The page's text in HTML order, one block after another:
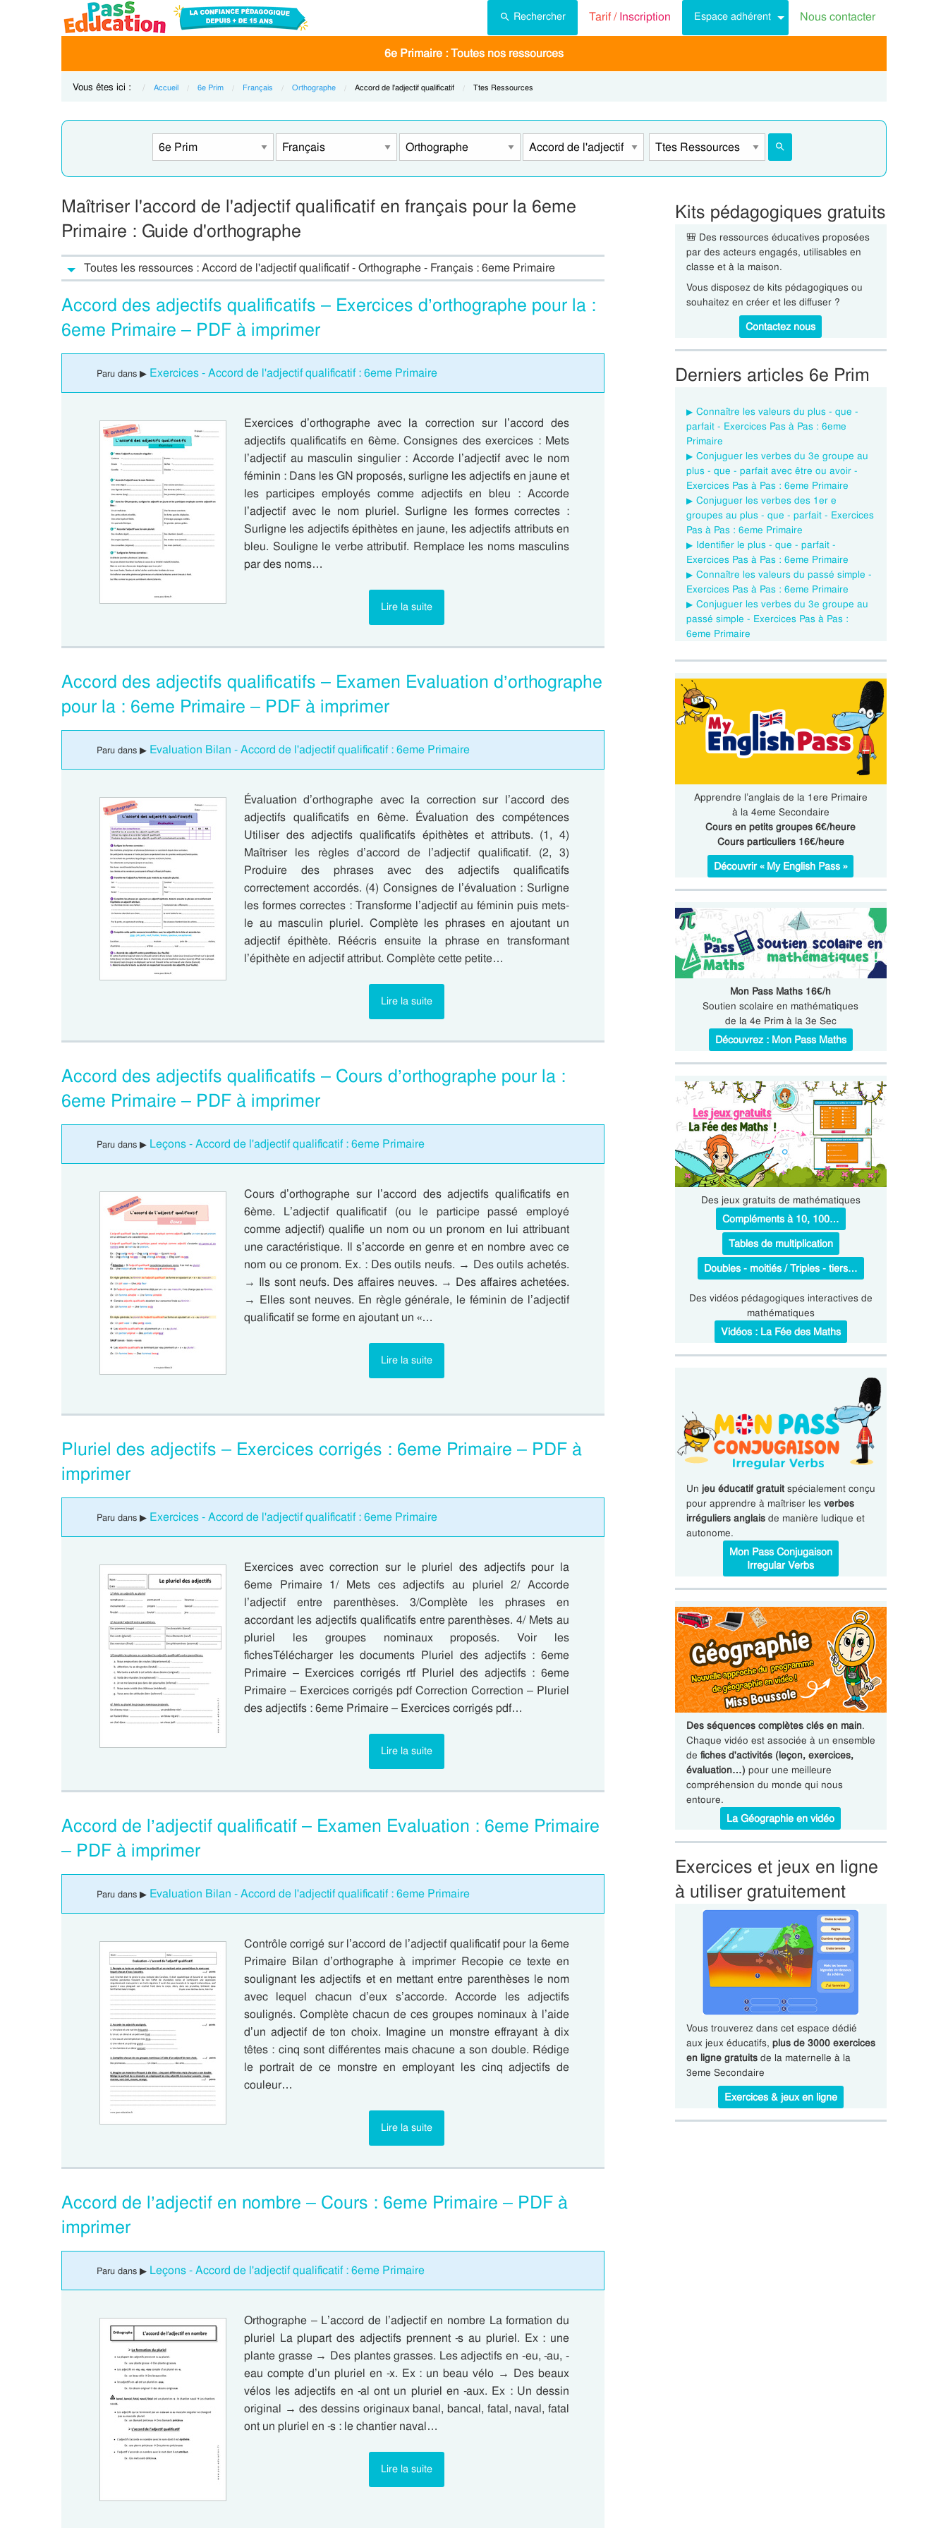
Rechercher Tarif /Inscription Espace adhérent Nous contacter
6e Primaire : Toutes nos ressources
Vous êtes ici : Accueil 6e Prim Français Orthographe Current:
Accord de l'adjectif qualificatif Current:
Ttes Ressources
Maîtriser l'accord de l'adjectif qualificatif en français pour la 6eme
Primaire : Guide d'orthographe
Toutes les ressources : Accord de l'adjectif qualificatif - Orthographe - Français : 6eme Primaire
Accord des adjectifs qualificatifs – Exercices d’orthographe pour la :
6eme Primaire – PDF à imprimer
Paru dans ▶ Exercices - Accord de l'adjectif qualificatif : 6eme Primaire
Exercices d’orthographe avec la correction sur l’accord des
adjectifs qualificatifs en 6ème. Consignes des exercices : Mets
l’adjectif au masculin singulier : Accorde l’adjectif avec le nom
féminin : Dans les GN proposés, surligne les adjectifs en jaune et
les participes employés comme adjectifs en bleu : Accorde
l’adjectif avec le nom pluriel. Surligne les formes correctes :
Surligne les adjectifs épithètes en jaune, les adjectifs attributs en
bleu. Souligne le verbe attributif. Remplace les noms masculins
par des noms…
Lire la suite
Accord des adjectifs qualificatifs – Examen Evaluation d’orthographe
pour la : 6eme Primaire – PDF à imprimer
Paru dans ▶ Evaluation Bilan - Accord de l'adjectif qualificatif : 6eme Primaire
Évaluation d’orthographe avec la correction sur l’accord des
adjectifs qualificatifs en 6ème. Évaluation des compétences
Utiliser des adjectifs qualificatifs épithètes et attributs. (1, 4)
Maîtriser les règles d’accord de l’adjectif qualificatif. (2, 3)
Produire des phrases avec des adjectifs qualificatifs
correctement accordés. (4) Consignes de l’évaluation : Surligne
les formes correctes : Transforme l’adjectif au féminin puis mets-
le au masculin pluriel. Complète les phrases en ajoutant un
adjectif épithète. Réécris ensuite la phrase en transformant
l’épithète en adjectif attribut. Complète cette petite…
Lire la suite
Accord des adjectifs qualificatifs – Cours d’orthographe pour la :
6eme Primaire – PDF à imprimer
Paru dans ▶ Leçons - Accord de l'adjectif qualificatif : 6eme Primaire
Cours d’orthographe sur l’accord des adjectifs qualificatifs en
6ème. L’adjectif qualificatif (ou le participe passé employé
comme adjectif) qualifie un nom ou un pronom en lui attribuant
une caractéristique. Il s’accorde en genre et en nombre avec ce
nom ou ce pronom. Ex. : Des outils neufs. → Des outils achetés.
→ Ils sont neufs. Des affaires neuves. → Des affaires achetées.
→ Elles sont neuves. En règle générale, le féminin de l’adjectif
qualificatif se forme en ajoutant un «…
Lire la suite
Pluriel des adjectifs – Exercices corrigés : 6eme Primaire – PDF à
imprimer
Paru dans ▶ Exercices - Accord de l'adjectif qualificatif : 6eme Primaire
Exercices avec correction sur le pluriel des adjectifs pour la
6eme Primaire 1/ Mets ces adjectifs au pluriel 2/ Accorde
l’adjectif entre parenthèses. 3/Complète les phrases en
accordant les adjectifs qualificatifs entre parenthèses. 4/ Mets au
pluriel les groupes nominaux proposés. Voir les
fichesTélécharger les documents Pluriel des adjectifs : 6eme
Primaire – Exercices corrigés rtf Pluriel des adjectifs : 6eme
Primaire – Exercices corrigés pdf Correction Correction – Pluriel
des adjectifs : 6eme Primaire – Exercices corrigés pdf…
Lire la suite
Accord de l’adjectif qualificatif – Examen Evaluation : 6eme Primaire
– PDF à imprimer
Paru dans ▶ Evaluation Bilan - Accord de l'adjectif qualificatif : 6eme Primaire
Contrôle corrigé sur l’accord de l’adjectif qualificatif pour la 6eme
Primaire Bilan d’orthographe à imprimer Recopie ce texte en
soulignant les adjectifs et en mettant entre parenthèses le nom
avec lequel chacun d’eux s’accorde. Accorde les adjectifs
soulignés. Complète chacun de ces groupes nominaux à l’aide
d’un adjectif de ton choix. Imagine un monstre effrayant à dix
têtes : cinq sont différentes mais chacune a son double. Rédige
le portrait de ce monstre en employant les cinq adjectifs de
couleur…
Lire la suite
Accord de l’adjectif en nombre – Cours : 6eme Primaire – PDF à
imprimer
Paru dans ▶ Leçons - Accord de l'adjectif qualificatif : 6eme Primaire
Orthographe – L’accord de l’adjectif en nombre La formation du
pluriel La plupart des adjectifs prennent -s au pluriel. Ex : une
plante grasse → Des plantes grasses. Les adjectifs en -eu, -au, -
eau compte d’un pluriel en -x. Ex : un beau vélo → Des beaux
vélos les adjectifs en -al ont un pluriel en -aux. Ex : Un dessin
original → des dessins originaux banal, bancal, fatal, naval, fatal
ont un pluriel en -s : le chantier naval…
Lire la suite
Kits pédagogiques gratuits
🎒 Des ressources éducatives proposées
par des acteurs engagés, utilisables en
classe et à la maison.
Vous disposez de kits pédagogiques ou
souhaitez en créer et les diffuser ?
Contactez nous
Derniers articles 6e Prim
Connaître les valeurs du plus - que -
parfait - Exercices Pas à Pas : 6eme
Primaire
Conjuguer les verbes du 3e groupe au
plus - que - parfait avec être ou avoir -
Exercices Pas à Pas : 6eme Primaire
Conjuguer les verbes des 1er e
groupes au plus - que - parfait - Exercices
Pas à Pas : 6eme Primaire
Identifier le plus - que - parfait -
Exercices Pas à Pas : 6eme Primaire
Connaître les valeurs du passé simple -
Exercices Pas à Pas : 6eme Primaire
Conjuguer les verbes du 3e groupe au
passé simple - Exercices Pas à Pas :
6eme Primaire
Apprendre l’anglais de la 1ere Primaire
à la 4eme Secondaire
Cours en petits groupes 6€/heure
Cours particuliers 16€/heure
Découvrir « My English Pass »
Mon Pass Maths 16€/h
Soutien scolaire en mathématiques
de la 4e Prim à la 3e Sec
Découvrez : Mon Pass Maths
Des jeux gratuits de mathématiques
Compléments à 10, 100…
Tables de multiplication
Doubles - moitiés / Triples - tiers…
Des vidéos pédagogiques interactives de
mathématiques
Vidéos : La Fée des Maths
Un jeu éducatif gratuitspécialement conçu
pour apprendre à maîtriser les verbes
irréguliers anglaisde manière ludique et
autonome.
Mon Pass Conjugaison
Irregular Verbs
Des séquences complètes clés en main.
Chaque vidéo est associée à un ensemble
de fiches d'activités (leçon, exercices,
évaluation…) pour une meilleure
compréhension du monde qui nous
entoure.
La Géographie en vidéo
Exercices et jeux en ligne
à utiliser gratuitement
Vous trouverez dans cet espace dédié
aux jeux éducatifs, plus de 3000 exercices
en ligne gratuitsde la maternelle à la
3eme Secondaire
Exercices & jeux en ligne